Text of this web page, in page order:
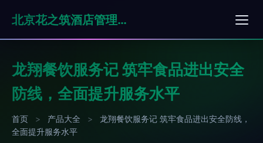
北京花之筑酒店管理有限公司
龙翔餐饮服务记 筑牢食品进出安全
防线，全面提升服务水平
首页 > 产品大全 >
龙翔餐饮服务记 筑牢食品进出安全防线，
全面提升服务水平